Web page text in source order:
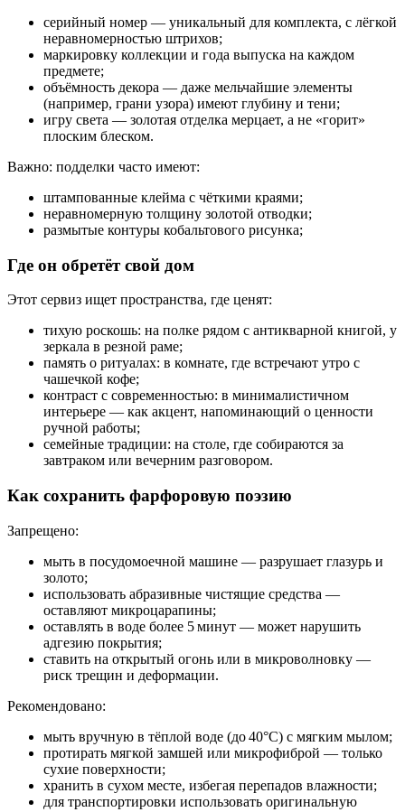
серийный номер — уникальный для комплекта, с лёгкой
неравномерностью штрихов;
маркировку коллекции и года выпуска на каждом
предмете;
объёмность декора — даже мельчайшие элементы
(например, грани узора) имеют глубину и тени;
игру света — золотая отделка мерцает, а не «горит»
плоским блеском.
Важно: подделки часто имеют:
штампованные клейма с чёткими краями;
неравномерную толщину золотой отводки;
размытые контуры кобальтового рисунка;
Где он обретёт свой дом
Этот сервиз ищет пространства, где ценят:
тихую роскошь: на полке рядом с антикварной книгой, у
зеркала в резной раме;
память о ритуалах: в комнате, где встречают утро с
чашечкой кофе;
контраст с современностью: в минималистичном
интерьере — как акцент, напоминающий о ценности
ручной работы;
семейные традиции: на столе, где собираются за
завтраком или вечерним разговором.
Как сохранить фарфоровую поэзию
Запрещено:
мыть в посудомоечной машине — разрушает глазурь и
золото;
использовать абразивные чистящие средства —
оставляют микроцарапины;
оставлять в воде более 5 минут — может нарушить
адгезию покрытия;
ставить на открытый огонь или в микроволновку —
риск трещин и деформации.
Рекомендовано:
мыть вручную в тёплой воде (до 40°C) с мягким мылом;
протирать мягкой замшей или микрофиброй — только
сухие поверхности;
хранить в сухом месте, избегая перепадов влажности;
для транспортировки использовать оригинальную